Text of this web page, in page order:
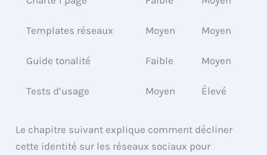
Templates réseaux Moyen Moyen
Guide tonalité Faible Moyen
Tests d’usage Moyen Élevé
Le chapitre suivant explique comment décliner
cette identité sur les réseaux sociaux pour